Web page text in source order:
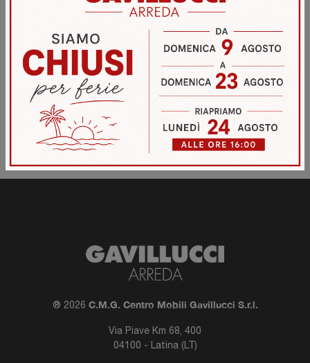
Filtra risultati
® 2026 C.M.G. Centro Mobili Gavillucci S.r.l.
Via Piave Km 68, 400
04100 - Latina (LT)